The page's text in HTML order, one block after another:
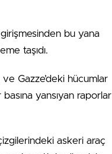
girişmesinden bu yana
taşıdı.
Gazze’deki hücumlar
yansıyan raporlar
askeri araç